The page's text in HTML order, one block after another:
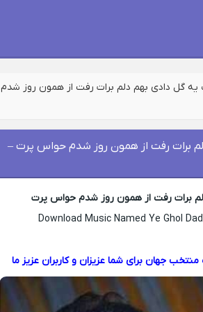
یه گل دادی بهم دلم برات رفت از همون روز شدم
برات رفت از همون روز شدم حواس پرت –
برات رفت از همون روز شدم حواس پرت
Download Music Named Ye Ghol
جهان برای شما عزیزان و کاربران عزیز ما